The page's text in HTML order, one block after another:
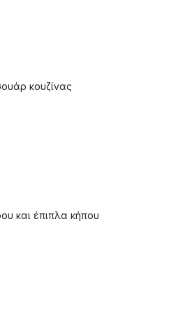
κουζίνας
και έπιπλα κήπου